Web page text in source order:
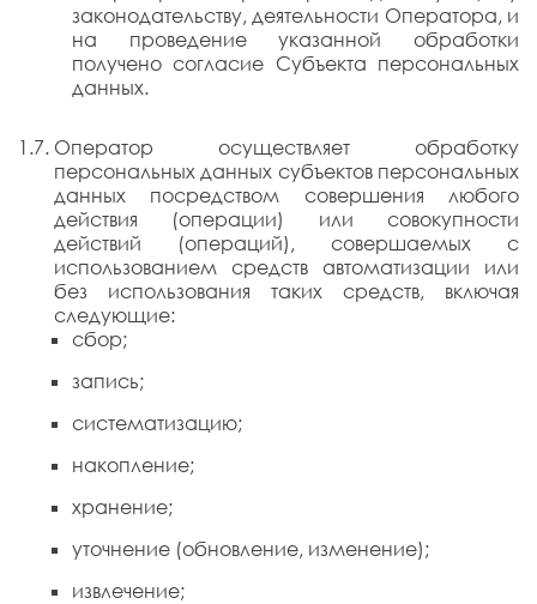
законодательству, деятельности Оператора, и
на проведение указанной обработки
получено согласие Субъекта персональных
данных.
Оператор осуществляет обработку
персональных данных субъектов персональных
данных посредством совершения любого
действия (операции) или совокупности
действий (операций), совершаемых с
использованием средств автоматизации или
без использования таких средств, включая
следующие:
сбор;
запись;
систематизацию;
накопление;
хранение;
уточнение (обновление, изменение);
извлечение;